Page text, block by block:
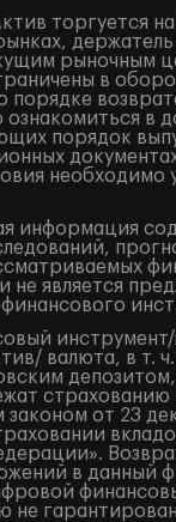
торгуется
рыночным
в
порядке
в
порядок
необходимо
информация
не является
валюта, в т.
страхованию
от 23
в данный
не